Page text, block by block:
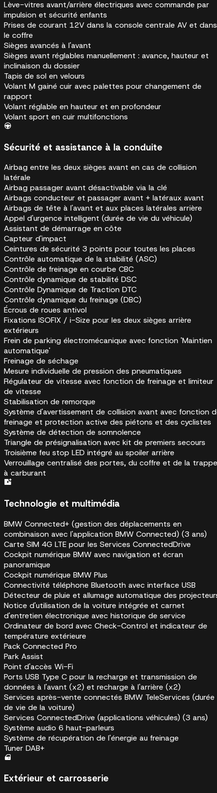
Lève-vitres avant/arrière électriques avec commande par
impulsion et sécurité enfants
Prises de courant 12V dans la console centrale AV et dans
le coffre
Sièges avancés à l'avant
Sièges avant réglables manuellement : avance, hauteur et
inclinaison du dossier
Tapis de sol en velours
Volant M gainé cuir avec palettes pour changement de
rapport
Volant réglable en hauteur et en profondeur
Volant sport en cuir multifonctions
Sécurité et assistance à la conduite
Airbag entre les deux sièges avant en cas de collision
latérale
Airbag passager avant désactivable via la clé
Airbags conducteur et passager avant + latéraux avant
Airbags de tête à l'avant et aux places latérales arrière
Appel d'urgence intelligent (durée de vie du véhicule)
Assistant de démarrage en côte
Capteur d'impact
Ceintures de sécurité 3 points pour toutes les places
Contrôle automatique de la stabilité (ASC)
Contrôle de freinage en courbe CBC
Contrôle dynamique de stabilité DSC
Contrôle Dynamique de Traction DTC
Contrôle dynamique du freinage (DBC)
Écrous de roues antivol
Fixations ISOFIX / i-Size pour les deux sièges arrière
extérieurs
Frein de parking électromécanique avec fonction 'Maintien
automatique'
Freinage de séchage
Mesure individuelle de pression des pneumatiques
Régulateur de vitesse avec fonction de freinage et limiteur
de vitesse
Stabilisation de remorque
Système d'avertissement de collision avant avec fonction
freinage et protection active des piétons et des cyclistes
Système de détection de somnolence
Triangle de présignalisation avec kit de premiers secours
Troisième feu stop LED intégré au spoiler arrière
Verrouillage centralisé des portes, du coffre et de la trappe
à carburant
Technologie et multimédia
BMW Connected+ (gestion des déplacements en
combinaison avec l'application BMW Connected) (3 ans)
Carte SIM 4G LTE pour les Services ConnectedDrive
Cockpit numérique BMW avec navigation et écran
panoramique
Cockpit numérique BMW Plus
Connectivité téléphone Bluetooth avec interface USB
Détecteur de pluie et allumage automatique des
Notice d'utilisation de la voiture intégrée et carnet
d'entretien électronique avec historique de service
Ordinateur de bord avec Check-Control et indicateur de
température extérieure
Pack Connected Pro
Park Assist
Point d'accès Wi-Fi
Ports USB Type C pour la recharge et transmission de
données à l'avant (x2) et recharge à l'arrière (x2)
Services après-vente connectés BMW TeleServices (durée
de vie de la voiture)
Services ConnectedDrive (applications véhicules) (3 ans)
Système audio 6 haut-parleurs
Système de récupération de l'énergie au freinage
Tuner DAB+
Extérieur et carrosserie